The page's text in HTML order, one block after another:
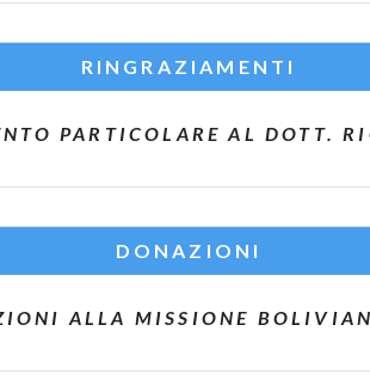
RINGRAZIAMENTI
PARTICOLARE AL DOTT.
DONAZIONI
ALLA MISSIONE